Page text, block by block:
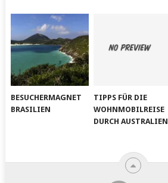
BESUCHERMAGNET
BRASILIEN
TIPPS FÜR DIE
WOHNMOBILREISE
DURCH AUSTRALIEN